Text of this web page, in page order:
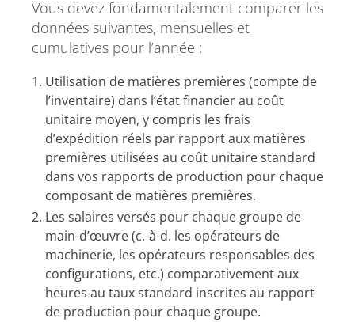
Vous devez fondamentalement comparer les
données suivantes, mensuelles et
cumulatives pour l’année :
Utilisation de matières premières (compte de
l’inventaire) dans l’état financier au coût
unitaire moyen, y compris les frais
d’expédition réels par rapport aux matières
premières utilisées au coût unitaire standard
dans vos rapports de production pour chaque
composant de matières premières.
Les salaires versés pour chaque groupe de
main-d’œuvre (c.-à-d. les opérateurs de
machinerie, les opérateurs responsables des
configurations, etc.) comparativement aux
heures au taux standard inscrites au rapport
de production pour chaque groupe.